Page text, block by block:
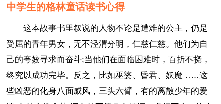
中学生的格林童话读书心得
这本故事书里叙说的人物不论是遭难的公主，仍是
受屈的青年男女，无不泾渭分明，仁慈仁慈。他们为自
己的夸姣寻求而奋斗;当他们在面临困难时，百折不挠，
终究以成功完毕。反之，比如巫婆、昏君、妖魔……这
些凶恶的化身八面威风，三头六臂，有的离散少年的爱